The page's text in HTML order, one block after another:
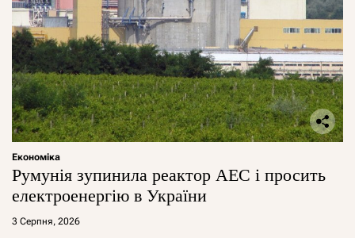
Економіка
Румунія зупинила реактор АЕС і просить
електроенергію в України
3 Серпня, 2026